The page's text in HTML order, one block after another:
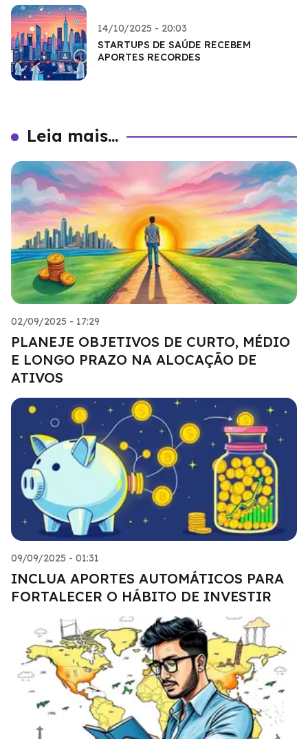
14/10/2025 - 20:03
STARTUPS DE SAÚDE RECEBEM
APORTES RECORDES
Leia mais...
02/09/2025 - 17:29
PLANEJE OBJETIVOS DE CURTO, MÉDIO
E LONGO PRAZO NA ALOCAÇÃO DE
ATIVOS
09/09/2025 - 01:31
INCLUA APORTES AUTOMÁTICOS PARA
FORTALECER O HÁBITO DE INVESTIR